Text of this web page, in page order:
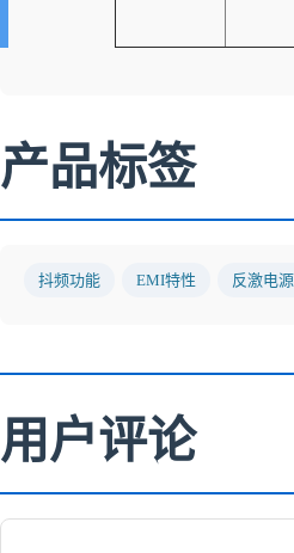
产品标签
抖频功能 EMI特性 反激电
用户评论